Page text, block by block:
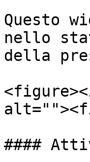
Questo
nello
della
####